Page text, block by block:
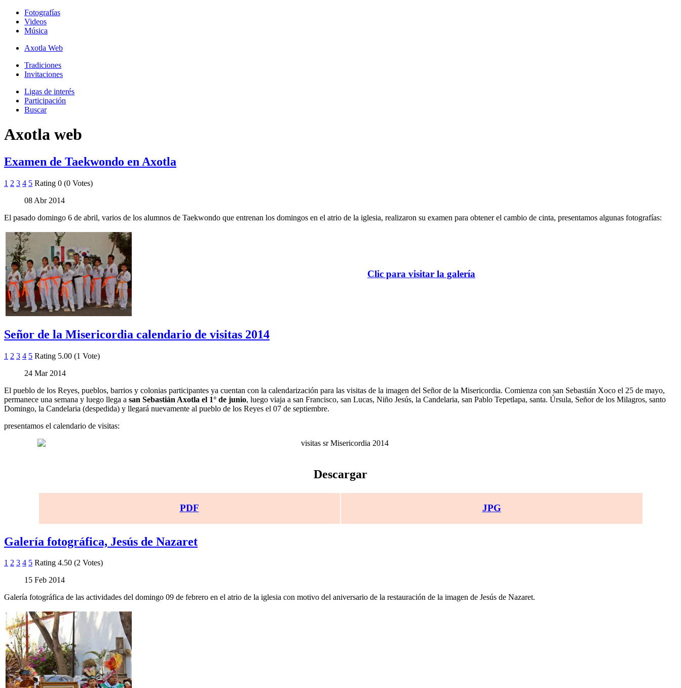
Fotografías
Videos
Música
Axotla Web
Tradiciones
Invitaciones
Ligas de interés
Participación
Buscar
Axotla web
Examen de Taekwondo en Axotla
1 2 3 4 5 Rating 0 (0 Votes)
08 Abr 2014
El pasado domingo 6 de abril, varios de los alumnos de Taekwondo que entrenan los domingos en el atrio de la iglesia, realizaron su examen para obtener el cambio de cinta, presentamos algunas fotografías:
Clic para visitar la galería
Señor de la Misericordia calendario de visitas 2014
1 2 3 4 5 Rating 5.00 (1 Vote)
24 Mar 2014
El pueblo de los Reyes, pueblos, barrios y colonias participantes ya cuentan con la calendarización para las visitas de la imagen del Señor de la Misericordia. Comienza con san Sebastián Xoco el 25 de mayo,
permanece una semana y luego llega a san Sebastián Axotla el 1° de junio, luego viaja a san Francisco, san Lucas, Niño Jesús, la Candelaria, san Pablo Tepetlapa, santa. Úrsula, Señor de los Milagros, santo
Domingo, la Candelaria (despedida) y llegará nuevamente al pueblo de los Reyes el 07 de septiembre.
presentamos el calendario de visitas:
Descargar
PDF JPG
Galería fotográfica, Jesús de Nazaret
1 2 3 4 5 Rating 4.50 (2 Votes)
15 Feb 2014
Galería fotográfica de las actividades del domingo 09 de febrero en el atrio de la iglesia con motivo del aniversario de la restauración de la imagen de Jesús de Nazaret.